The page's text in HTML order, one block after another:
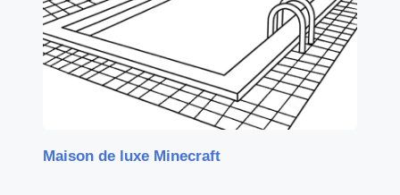
Maison de luxe Minecraft